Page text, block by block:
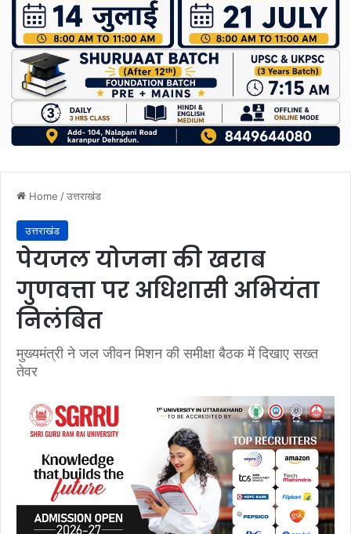
Home /उत्तराखंड
उत्तराखंड
पेयजल योजना की खराब
गुणवत्ता पर अधिशासी अभियंता
निलंबित
मुख्यमंत्री ने जल जीवन मिशन की समीक्षा बैठक में दिखाए सख्त
तेवर